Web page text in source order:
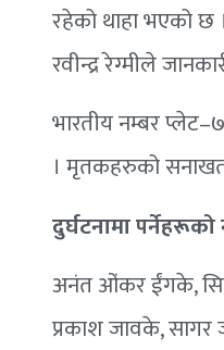
रहेको थाहा भएको छ
रवीन्द्र रेग्मीले
भारतीय नम्बर
। मृतकहरुको
दुर्घटनामा पर्नेहरूको
अनंत ओंकर ईंगके,
प्रकाश जावके, सागर